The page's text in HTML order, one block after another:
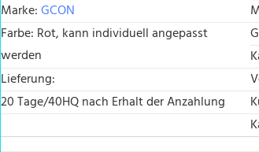
Marke:GCON
Farbe: Rot, kann individuell angepasst
werden
Lieferung:
20 Tage/40HQ nach Erhalt der Anzahlung